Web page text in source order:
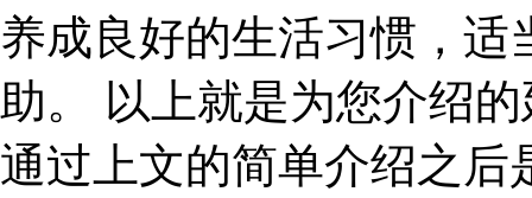
养成良好的生活习惯，
助。 以上就是为您介绍
通过上文的简单介绍之后